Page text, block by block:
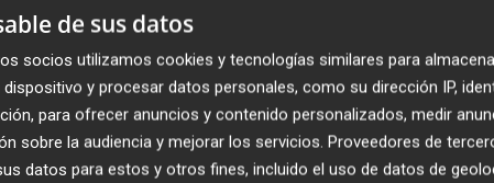
Ausiàs March de Manises, IES Carrús de Elche, IES
València, IES Arabista Ribera de Carcaixent y el
que lo cursanobtener el título de Bachiller
. Pero no solo eso, sino que otra de las
de sus datos
socios utilizamos cookies y tecnologías similares para
y procesar datos personales, como su dirección IP,
para ofrecer anuncios y contenido personalizados, medir
sobre la audiencia y mejorar los servicios. Proveedores de
datos para estos y otros fines, incluido el uso de datos de